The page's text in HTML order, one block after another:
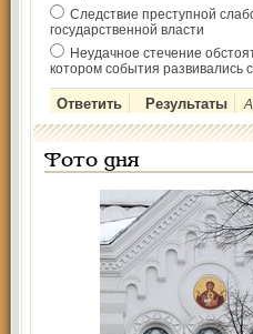
Следствие преступной
государственной власти
Неудачное стечение
котором события развивались
Фото дня